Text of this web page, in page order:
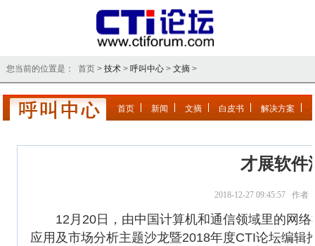
您当前的位置是： 首页 > 技术> 呼叫中心> 文摘>
首页 新闻 文摘 白皮书 解决方案
才展软件
2018-12-27 09:45:57 作者
12月20日，由中国计算机和通信领域里的网络
应用及市场分析主题沙龙暨2018年度CTI论坛编辑